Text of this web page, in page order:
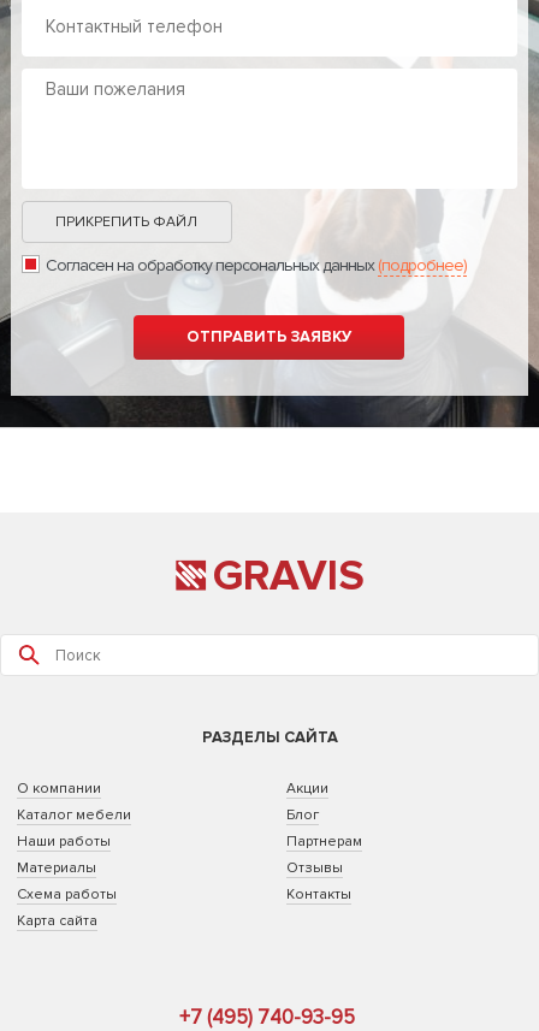
ПРИКРЕПИТЬ ФАЙЛ
Согласен на обработку персональных данных(подробнее)
GRAVIS
РАЗДЕЛЫ САЙТА
О компании
Каталог мебели
Наши работы
Материалы
Схема работы
Карта сайта
Акции
Блог
Партнерам
Отзывы
Контакты
+7 (495) 740-93-95